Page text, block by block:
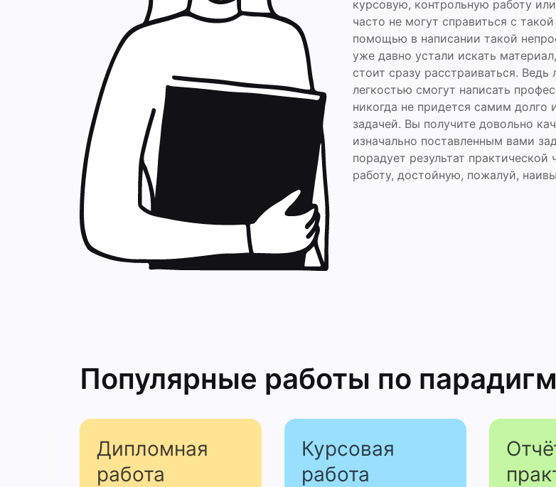
курсовую, контрольную работу
часто не могут справиться с
помощью в написании такой
уже давно устали искать
стоит сразу расстраиваться.
легкостью смогут написать
никогда не придется самим долго
задачей. Вы получите довольно
изначально поставленным вами
порадует результат
работу, достойную, пожалуй,
Популярные работы по
Дипломная
работа
Курсовая
работа